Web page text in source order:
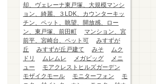
却、ヴェレーナ東戸塚、大規模マンシ
ョン、綺麗、３LDK、カウンターキッ
チン、ペット、眺望、開放感、ロー
ン、東戸塚、前田町
マンション、宮
前平、宮崎台、ペット可
みすずが
丘
みすずが丘戸建て みそ
ムク
ドリ
ムレムレ メガビッグ
メニ
ュー
モアクレストヒルズガーデン
モザイクモール
モニターフォン
モ